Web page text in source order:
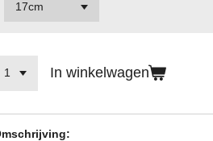
In winkelwagen